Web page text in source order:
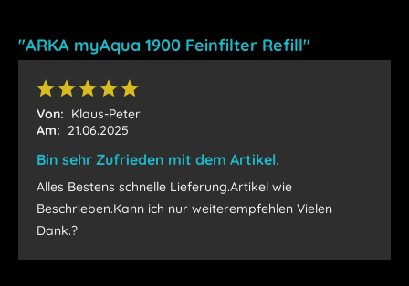
"ARKA myAqua 1900 Feinfilter Refill"
Von: Klaus-Peter
Am: 21.06.2025
Bin sehr Zufrieden mit dem Artikel.
Alles Bestens schnelle Lieferung.Artikel wie
Beschrieben.Kann ich nur weiterempfehlen Vielen
Dank.?